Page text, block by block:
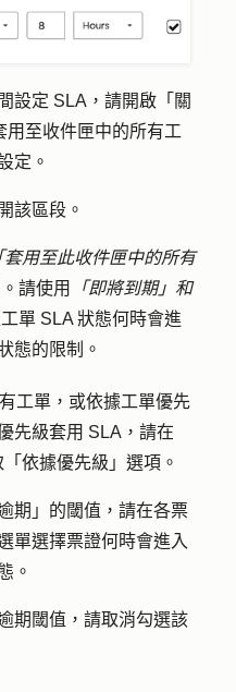
設定 SLA，請開啟「 關
用至收件匣中的所有工
定。
該區段。
套用至此收件匣中的所有
請使用
「即將到期」和
單 SLA 狀態何時會進
態的限制。
工單，或依據工單優先
先級套用 SLA，請在
依據優先級 」選項 。
期」的閾值，請在各票
單選擇票證何時會進入
。
期閾值，請取消勾選該